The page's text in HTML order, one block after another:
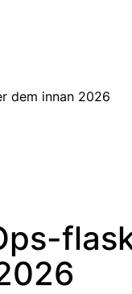
dem innan 2026